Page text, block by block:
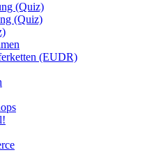
(Quiz)
(Quiz)
(EUDR)